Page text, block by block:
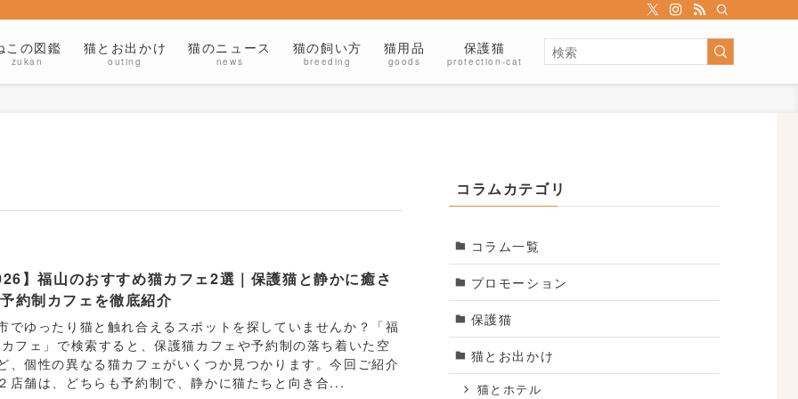
この図鑑
zukan
猫とお出かけ
outing
猫のニュース
news
猫の飼い方
breeding
猫用品
goods
保護猫
protection-cat
】福山のおすすめ猫カフェ2選｜保護猫と静かに癒さ
約制カフェを徹底紹介
でゆったり猫と触れ合えるスポットを探していませんか？「福
フェ」で検索すると、保護猫カフェや予約制の落ち着いた空
、個性の異なる猫カフェがいくつか見つかります。今回ご紹介
店舗は、どちらも予約制で、静かに猫たちと向き合...
コラムカテゴリ
コラム一覧
プロモーション
保護猫
猫とお出かけ
猫とホテル